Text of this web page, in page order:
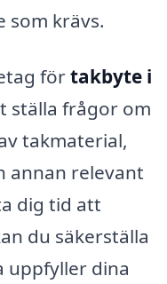
som krävs.
förtakbyte i
ställa frågor om
takmaterial,
annan relevant
dig tid att
du säkerställa
uppfyller dina